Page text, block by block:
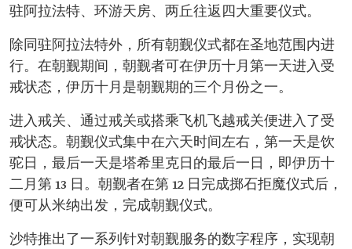
驻阿拉法特、环游天房、两丘往返四大重要仪式。
除同驻阿拉法特外，所有朝觐仪式都在圣地范围内进
行。在朝觐期间，朝觐者可在伊历十月第一天进入受
戒状态，伊历十月是朝觐期的三个月份之一。
进入戒关、通过戒关或搭乘飞机飞越戒关便进入了受
戒状态。朝觐仪式集中在六天时间左右，第一天是饮
驼日，最后一天是塔希里克日的最后一日，即伊历十
二月第 13 日。朝觐者在第 12 日完成掷石拒魔仪式后，
便可从米纳出发，完成朝觐仪式。
沙特推出了一系列针对朝觐服务的数字程序，实现朝